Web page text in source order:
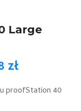
Large
zł
proofStation 40